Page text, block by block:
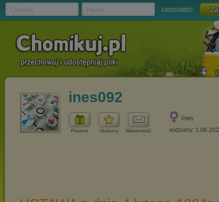
zapomniałem
ines092
Prezent Ulubiony Wiadomość
Ines
widziany: